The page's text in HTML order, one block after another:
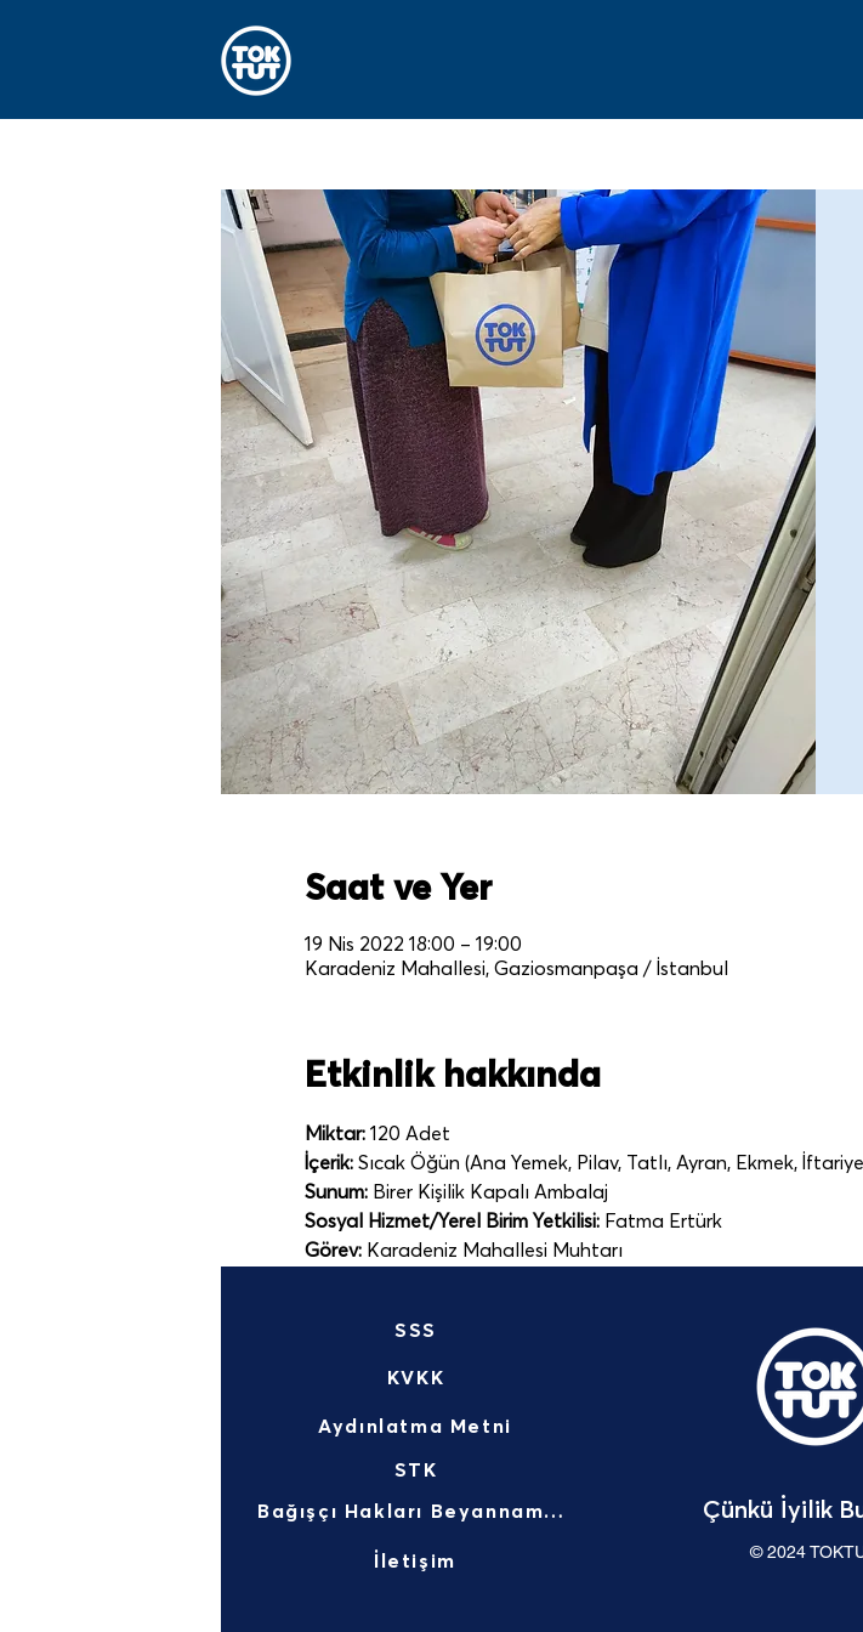
Saat ve Yer
19 Nis 2022 18:00 – 19:00
Karadeniz Mahallesi, Gaziosmanpaşa / İstanbul
Etkinlik hakkında
Miktar: 120 Adet
İçerik: Sıcak Öğün (Ana Yemek, Pilav, Tatlı, Ayran, Ekmek,
Sunum: Birer Kişilik Kapalı Ambalaj
Sosyal Hizmet/Yerel Birim Yetkilisi: Fatma Ertürk
Görev: Karadeniz Mahallesi Muhtarı
SSS
KVKK
STK
Bağışçı Hakları Beyannamesi
Aydınlatma Metni
İletişim
Çünkü İyilik
© 2024